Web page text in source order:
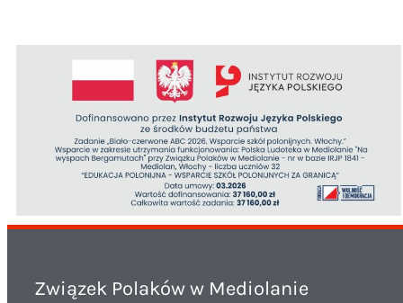
Związek Polaków w Mediolanie